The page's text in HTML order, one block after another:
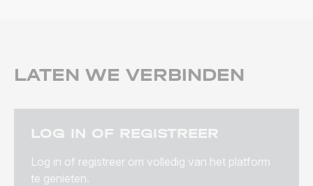
LATEN WE VERBINDEN
LOG IN OF REGISTREER
Log in of registreer om volledig van het platform
te genieten.